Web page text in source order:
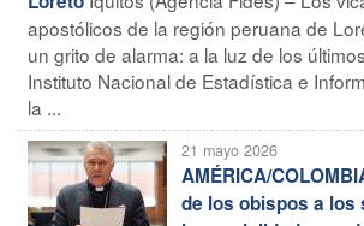
apostólicos de la región peruana de
un grito de alarma: a la luz de los
Instituto Nacional de Estadística e
la ...
21 mayo 2026
AMÉRICA/
de los obispos a los